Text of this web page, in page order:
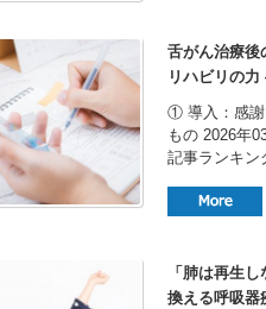
舌がん治療
リハビリの
① 導入：感謝
もの 2026年
記事ランキン
「肺は再生
換える呼吸器